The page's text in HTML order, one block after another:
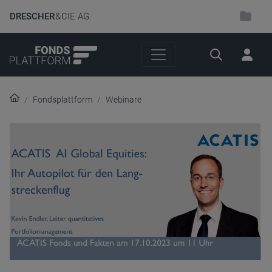
DRESCHER& CIE AG
Suche
Fondsplattform Webinare